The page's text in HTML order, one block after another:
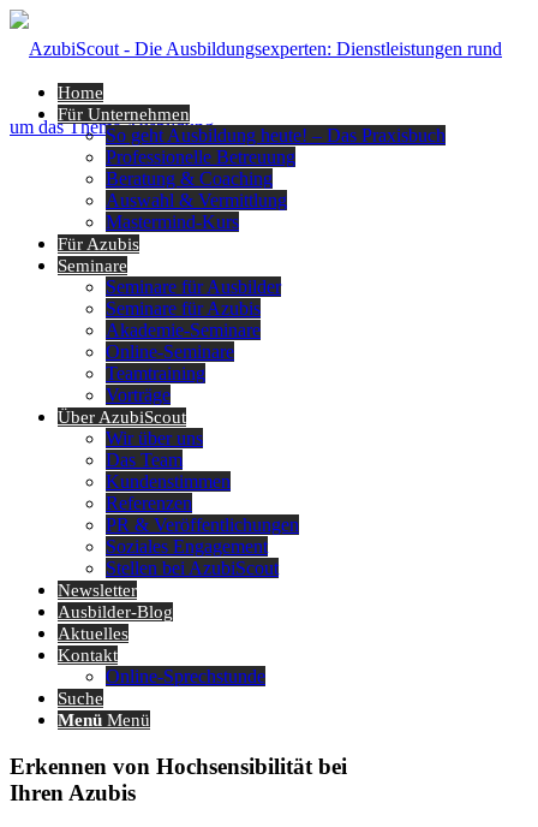
Home
Für Unternehmen
So geht Ausbildung heute! – Das Praxisbuch
Professionelle Betreuung
Beratung & Coaching
Auswahl & Vermittlung
Mastermind-Kurs
Für Azubis
Seminare
Seminare für Ausbilder
Seminare für Azubis
Akademie-Seminare
Online-Seminare
Teamtraining
Vorträge
Über AzubiScout
Wir über uns
Das Team
Kundenstimmen
Referenzen
PR & Veröffentlichungen
Soziales Engagement
Stellen bei AzubiScout
Newsletter
Ausbilder-Blog
Aktuelles
Kontakt
Online-Sprechstunde
Suche
Menü Menü
Erkennen von Hochsensibilität bei
Ihren Azubis